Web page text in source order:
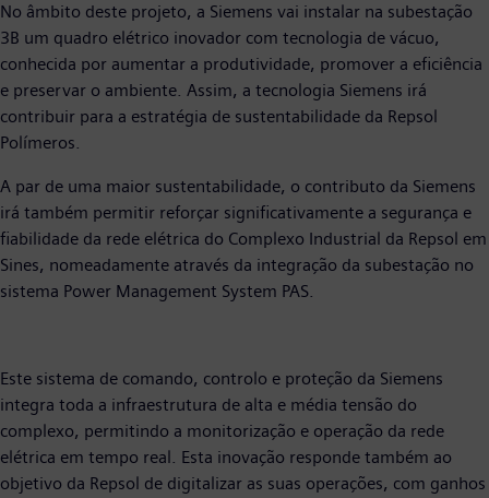
No âmbito deste projeto, a Siemens vai instalar na subestação
3B um quadro elétrico inovador com tecnologia de vácuo,
conhecida por aumentar a produtividade, promover a eficiência
e preservar o ambiente. Assim, a tecnologia Siemens irá
contribuir para a estratégia de sustentabilidade da Repsol
Polímeros.
A par de uma maior sustentabilidade, o contributo da Siemens
irá também permitir reforçar significativamente a segurança e
fiabilidade da rede elétrica do Complexo Industrial da Repsol em
Sines, nomeadamente através da integração da subestação no
sistema Power Management System PAS.
Este sistema de comando, controlo e proteção da Siemens
integra toda a infraestrutura de alta e média tensão do
complexo, permitindo a monitorização e operação da rede
elétrica em tempo real. Esta inovação responde também ao
objetivo da Repsol de digitalizar as suas operações, com ganhos